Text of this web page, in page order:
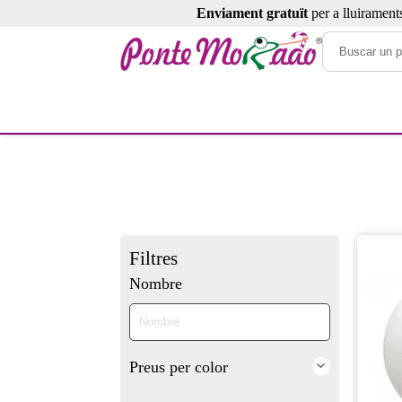
Enviament gratuïtper a
Filtres
Nombre
Preus per color